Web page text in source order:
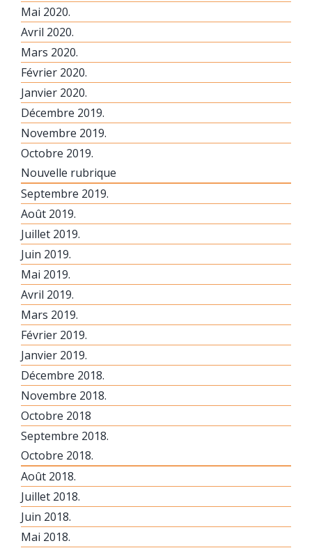
Mai 2020.
Avril 2020.
Mars 2020.
Février 2020.
Janvier 2020.
Décembre 2019.
Novembre 2019.
Octobre 2019.
Nouvelle rubrique
Septembre 2019.
Août 2019.
Juillet 2019.
Juin 2019.
Mai 2019.
Avril 2019.
Mars 2019.
Février 2019.
Janvier 2019.
Décembre 2018.
Novembre 2018.
Octobre 2018
Septembre 2018.
Octobre 2018.
Août 2018.
Juillet 2018.
Juin 2018.
Mai 2018.